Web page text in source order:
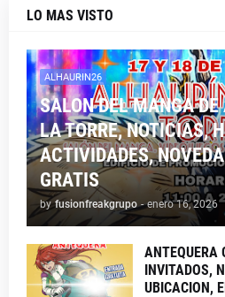
LO MAS VISTO
ALHAURIN26
SALON DEL MANGA
LA TORRE, NOTICIAS,
ACTIVIDADES,
GRATIS
by fusionfreakgrupo - enero 16, 2026
ANTEQUERA
INVITADOS,
UBICACION,